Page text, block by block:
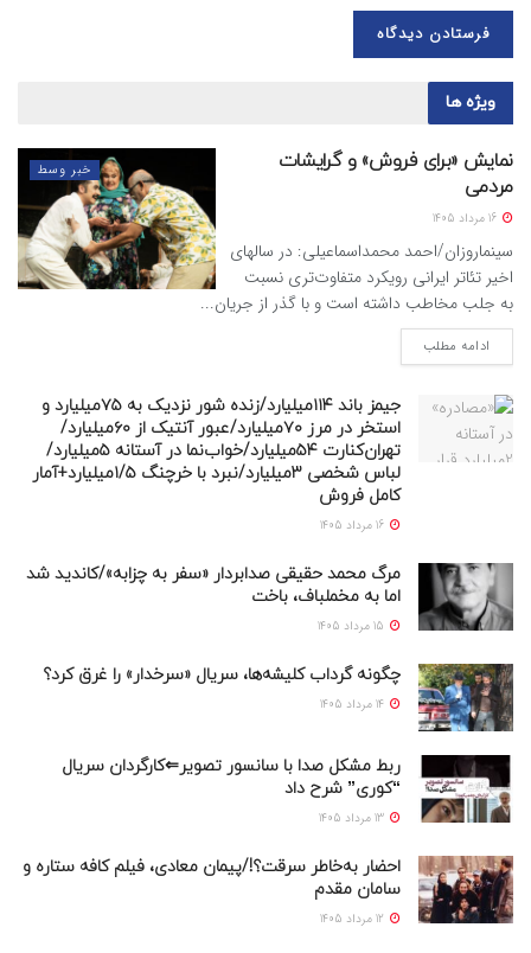
ویژه ها
خبر وسط
نمایش «برای فروش» و گرایشات
مردمی
سینماروزان/احمد محمداسماعیلی: در سالهای
اخیر تئاتر ایرانی رویکرد متفاوت‌تری نسبت
به جلب مخاطب داشته است و با گذر از جریان...
ادامه مطلب
جیمز باند ۱۱۴میلیارد/زنده شور نزدیک به ۷۵میلیارد و
استخر در مرز ۷۰میلیارد/عبور آنتیک از ۶۰میلیارد/
تهران‌کنارت ۵۴میلیارد/خواب‌نما در آستانه ۵میلیارد/
لباس شخصی ۳میلیارد/نبرد با خرچنگ ۱/۵میلیارد+آمار
کامل فروش
مرگ محمد حقیقی صدابردار «سفر به چزابه»/کاندید شد
اما به مخملباف، باخت
چگونه گرداب کلیشه‌ها، سریال «سرخدار» را غرق کرد؟
ربط مشکل صدا با سانسور تصویر⇐کارگردان سریال
“کوری” شرح داد
احضار به‌خاطر سرقت؟!/پیمان معادی، فیلم کافه ستاره و
سامان مقدم